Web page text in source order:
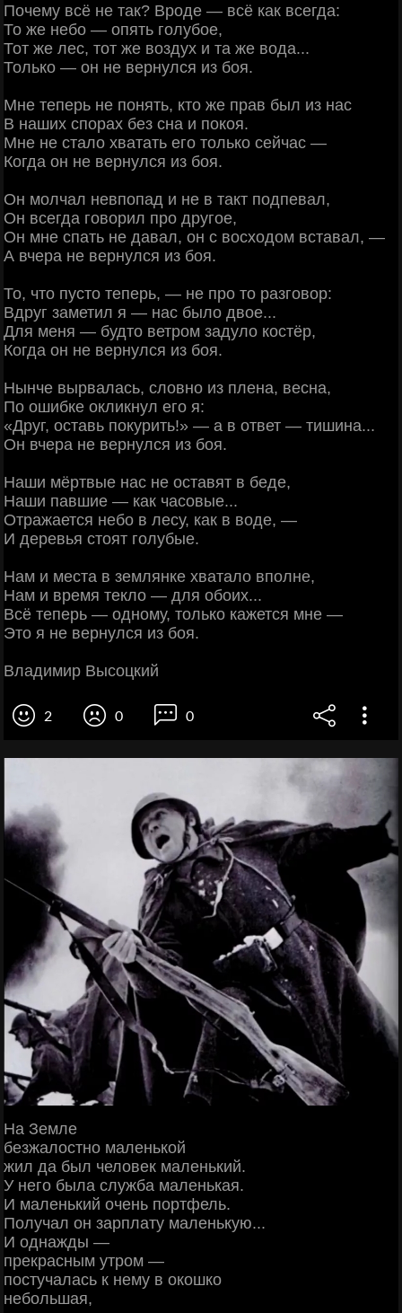
Почему всё не так? Вроде — всё как всегда:
То же небо — опять голубое,
Тот же лес, тот же воздух и та же вода...
Только — он не вернулся из боя.
Мне теперь не понять, кто же прав был из нас
В наших спорах без сна и покоя.
Мне не стало хватать его только сейчас —
Когда он не вернулся из боя.
Он молчал невпопад и не в такт подпевал,
Он всегда говорил про другое,
Он мне спать не давал, он с восходом вставал, —
А вчера не вернулся из боя.
То, что пусто теперь, — не про то разговор:
Вдруг заметил я — нас было двое...
Для меня — будто ветром задуло костёр,
Когда он не вернулся из боя.
Нынче вырвалась, словно из плена, весна,
По ошибке окликнул его я:
«Друг, оставь покурить!» — а в ответ — тишина...
Он вчера не вернулся из боя.
Наши мёртвые нас не оставят в беде,
Наши павшие — как часовые...
Отражается небо в лесу, как в воде, —
И деревья стоят голубые.
Нам и места в землянке хватало вполне,
Нам и время текло — для обоих...
Всё теперь — одному, только кажется мне —
Это я не вернулся из боя.
Владимир Высоцкий
2 0 0
На Земле
безжалостно маленькой
жил да был человек маленький.
У него была служба маленькая.
И маленький очень портфель.
Получал он зарплату маленькую...
И однажды —
прекрасным утром —
постучалась к нему в окошко
небольшая,